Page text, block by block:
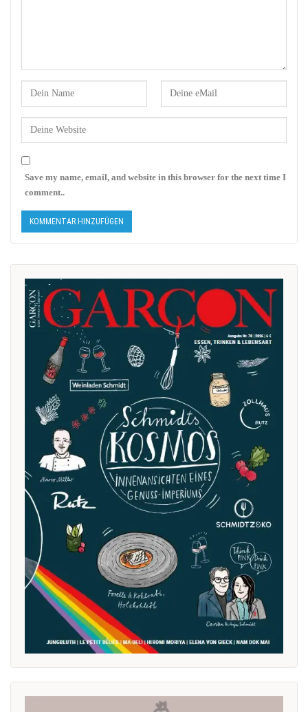
Save my name, email, and website in this browser for the next time I
comment..